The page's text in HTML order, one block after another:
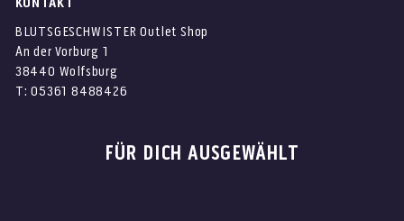
KONTAKT
BLUTSGESCHWISTER Outlet Shop
An der Vorburg 1
38440 Wolfsburg
T: 05361 8488426
FÜR DICH AUSGEWÄHLT